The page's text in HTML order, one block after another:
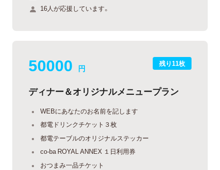
16人が応援しています。
残り11枚
50000 円
ディナー＆オリジナルメニュープラン
WEBにあなたのお名前を記します
都電ドリンクチケット３枚
都電テーブルのオリジナルステッカー
co-ba ROYAL ANNEX １日利用券
おつまみ一品チケット